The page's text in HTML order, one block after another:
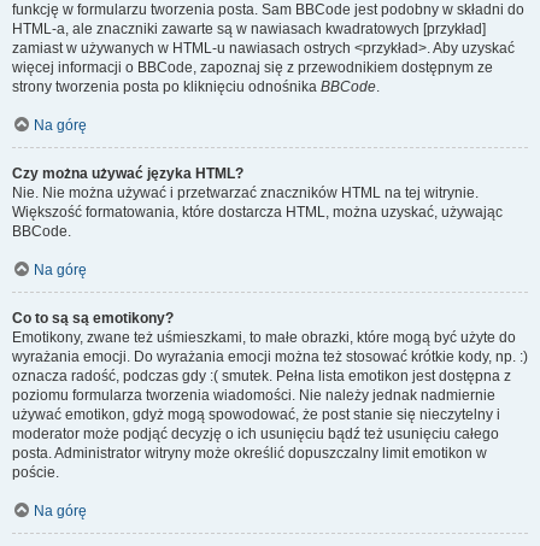
funkcję w formularzu tworzenia posta. Sam BBCode jest podobny w składni do
HTML-a, ale znaczniki zawarte są w nawiasach kwadratowych [przykład]
zamiast w używanych w HTML-u nawiasach ostrych <przykład>. Aby uzyskać
więcej informacji o BBCode, zapoznaj się z przewodnikiem dostępnym ze
strony tworzenia posta po kliknięciu odnośnika BBCode.
Na górę
Czy można używać języka HTML?
Nie. Nie można używać i przetwarzać znaczników HTML na tej witrynie.
Większość formatowania, które dostarcza HTML, można uzyskać, używając
BBCode.
Na górę
Co to są są emotikony?
Emotikony, zwane też uśmieszkami, to małe obrazki, które mogą być użyte do
wyrażania emocji. Do wyrażania emocji można też stosować krótkie kody, np. :)
oznacza radość, podczas gdy :( smutek. Pełna lista emotikon jest dostępna z
poziomu formularza tworzenia wiadomości. Nie należy jednak nadmiernie
używać emotikon, gdyż mogą spowodować, że post stanie się nieczytelny i
moderator może podjąć decyzję o ich usunięciu bądź też usunięciu całego
posta. Administrator witryny może określić dopuszczalny limit emotikon w
poście.
Na górę